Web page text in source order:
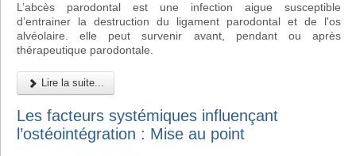
L’abcès parodontal est une infection aigue susceptible
d’entrainer la destruction du ligament parodontal et de l'os
alvéolaire. elle peut survenir avant, pendant ou après
thérapeutique parodontale.
Lire la suite...
Les facteurs systémiques influençant
l’ostéointégration : Mise au point